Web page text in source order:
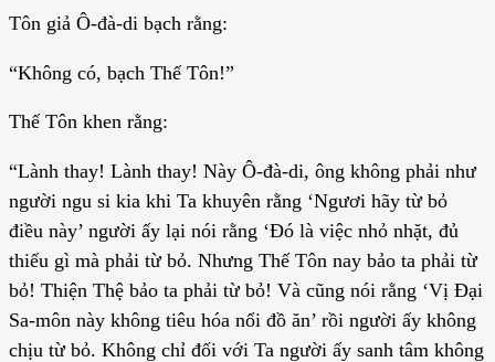
Tôn giả Ô-đà-di bạch rằng:
“Không có, bạch Thế Tôn!”
Thế Tôn khen rằng:
“Lành thay! Lành thay! Này Ô-đà-di, ông không phải như
người ngu si kia khi Ta khuyên rằng ‘Ngươi hãy từ bỏ
điều này’ người ấy lại nói rằng ‘Đó là việc nhỏ nhặt, đủ
thiếu gì mà phải từ bỏ. Nhưng Thế Tôn nay bảo ta phải từ
bỏ! Thiện Thệ bảo ta phải từ bỏ! Và cũng nói rằng ‘Vị Đại
Sa-môn này không tiêu hóa nổi đồ ăn’ rồi người ấy không
chịu từ bỏ. Không chỉ đối với Ta người ấy sanh tâm không